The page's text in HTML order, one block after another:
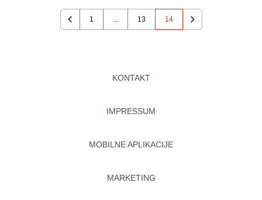
Previous
1 13 14
Next
KONTAKT
IMPRESSUM
MOBILNE APLIKACIJE
MARKETING